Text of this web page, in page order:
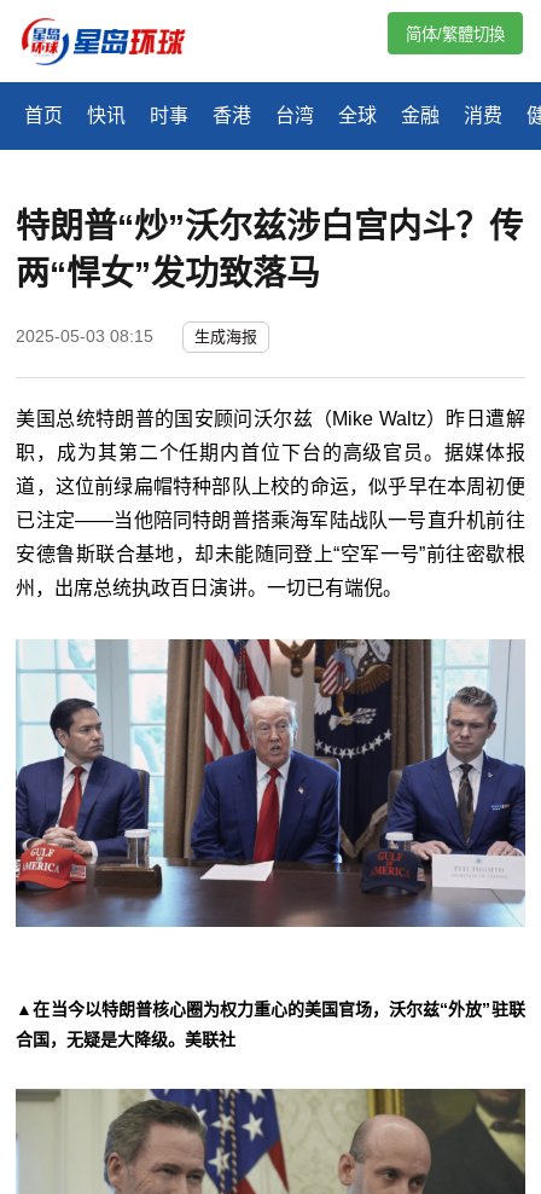
首页 快讯 时事 香港 台湾 全球 金融 消费
简体/繁體切換
特朗普“炒”沃尔兹涉白宫内斗？传
两“悍女”发功致落马
2025-05-03 08:15 生成海报
美国总统特朗普的国安顾问沃尔兹（Mike Waltz）昨日遭解
职，成为其第二个任期内首位下台的高级官员。据媒体报
道，这位前绿扁帽特种部队上校的命运，似乎早在本周初便
已注定——当他陪同特朗普搭乘海军陆战队一号直升机前往
安德鲁斯联合基地，却未能随同登上“空军一号”前往密歇根
州，出席总统执政百日演讲。一切已有端倪。
▲在当今以特朗普核心圈为权力重心的美国官场，沃尔兹“外放”驻联
合国，无疑是大降级。美联社